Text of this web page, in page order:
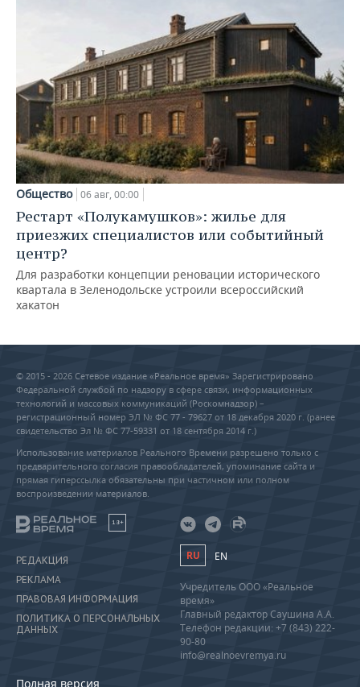
Общество 06 авг, 00:00
Рестарт «Полукамушков»: жилье для
приезжих специалистов или событийный
центр?
Для разработки концепции реновации исторического
квартала в Зеленодольске устроили всероссийский
хакатон
© 2015 - 2026 Сетевое издание «Реальное время» Зарегистрировано
Федеральной службой по надзору в сфере связи, информационных
технологий и массовых коммуникаций (Роскомнадзор) –
регистрационный номер ЭЛ № ФС 77 - 79627 от 18 декабря 2020 г. (ранее
свидетельство Эл № ФС 77-59331 от 18 сентября 2014 г.)
Использование материалов Реального Времени разрешено только с
предварительного согласия правообладателей, упоминание сайта и
прямая гиперссылка обязательны при частичном или полном
воспроизведении материалов.
18+
РЕДАКЦИЯ
РЕКЛАМА
ПРАВОВАЯ ИНФОРМАЦИЯ
ПОЛИТИКА О ПЕРСОНАЛЬНЫХ
ДАННЫХ
Полная версия
RU EN
Учредитель ООО «Реальное
время»
Главный редактор Саушина А.А.
Телефон редакции: +7 (843) 222-
90-80
info@realnoevremya.ru